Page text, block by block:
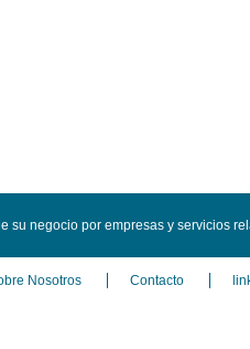
su negocio por empresas y servicios
Nosotros Contacto